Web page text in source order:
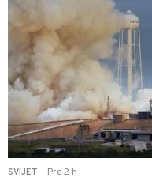
SVIJET Pre 2 h